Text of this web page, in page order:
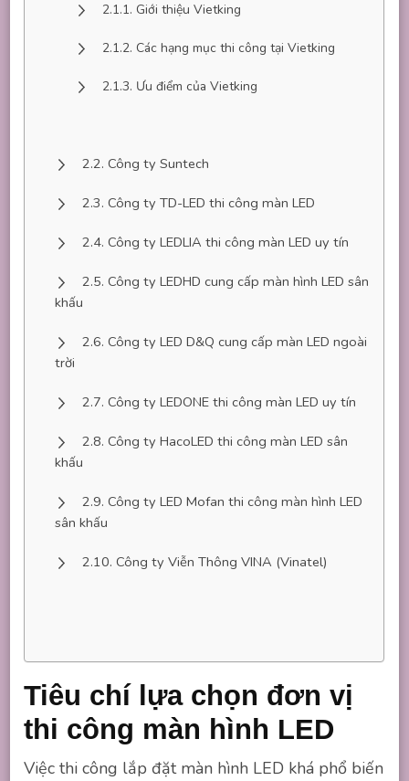
Giới thiệu Vietking
Các hạng mục thi công tại Vietking
Ưu điểm của Vietking
Công ty Suntech
Công ty TD-LED thi công màn LED
Công ty LEDLIA thi công màn LED uy tín
Công ty LEDHD cung cấp màn hình LED sân
khấu
Công ty LED D&Q cung cấp màn LED ngoài
trời
Công ty LEDONE thi công màn LED uy tín
Công ty HacoLED thi công màn LED sân
khấu
Công ty LED Mofan thi công màn hình LED
sân khấu
Công ty Viễn Thông VINA (Vinatel)
Tiêu chí lựa chọn đơn vị
thi công màn hình LED
Việc thi công lắp đặt màn hình LED khá phổ biến